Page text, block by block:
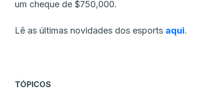
um cheque de $750,000.
Lê as últimas novidades dos esports aqui.
TÓPICOS